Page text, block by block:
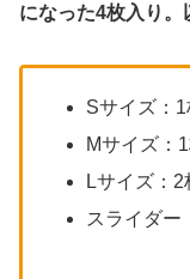
になった4枚入り。
Sサイズ：1
Mサイズ：
Lサイズ：2
スライダー